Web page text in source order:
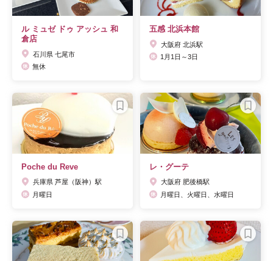
ル ミュゼ ドゥ アッシュ 和
倉店
石川県 七尾市
無休
五感 北浜本館
大阪府 北浜駅
1月1日～3日
Poche du Reve
兵庫県 芦屋（阪神）駅
月曜日
レ・グーテ
大阪府 肥後橋駅
月曜日、火曜日、水曜日